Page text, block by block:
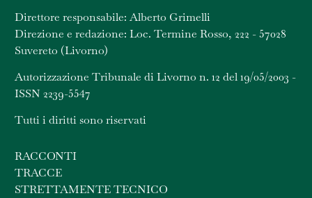
Direttore responsabile: Alberto Grimelli
Direzione e redazione: Loc. Termine Rosso, 222 - 57028
Suvereto (Livorno)
Autorizzazione Tribunale di Livorno n. 12 del 19/05/2003 -
ISSN 2239-5547
Tutti i diritti sono riservati
RACCONTI
TRACCE
STRETTAMENTE TECNICO